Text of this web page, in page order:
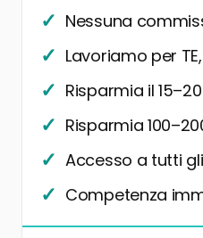
Nessuna
Lavoriamo per
Risparmia il
Risparmia
Accesso a tutti
Competenza